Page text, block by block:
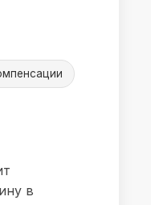
в